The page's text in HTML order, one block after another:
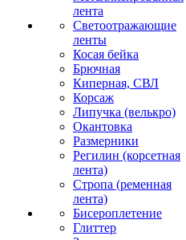
лента
Светоотражающие
ленты
Косая бейка
Брючная
Киперная, СВЛ
Корсаж
Липучка (велькро)
Окантовка
Размерники
Регилин (корсетная
лента)
Стропа (ременная
лента)
Бисероплетение
Глиттер